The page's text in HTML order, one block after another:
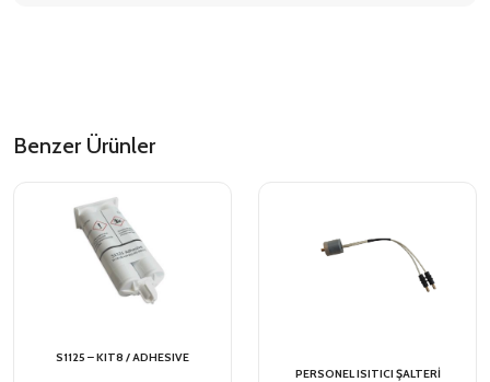
Benzer Ürünler
S1125 – KIT8 / ADHESIVE
PERSONEL ISITICI ŞALTERİ